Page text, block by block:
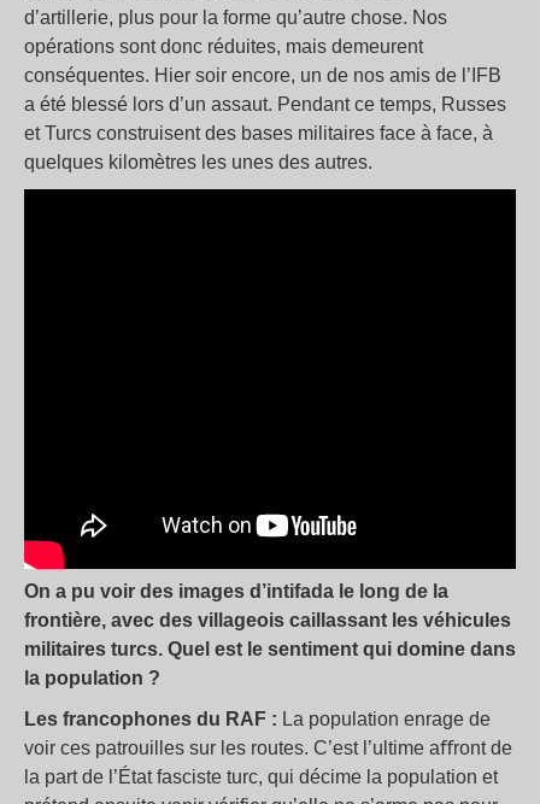
d’artillerie, plus pour la forme qu’autre chose. Nos
opérations sont donc réduites, mais demeurent
conséquentes. Hier soir encore, un de nos amis de l’IFB
a été blessé lors d’un assaut. Pendant ce temps, Russes
et Turcs construisent des bases militaires face à face, à
quelques kilomètres les unes des autres.
On a pu voir des images d’intifada le long de la
frontière, avec des villageois caillassant les véhicules
militaires turcs. Quel est le sentiment qui domine dans
la population ?
Les francophones du RAF : La population enrage de
voir ces patrouilles sur les routes. C’est l’ultime aﬀront de
la part de l’État fasciste turc, qui décime la population et